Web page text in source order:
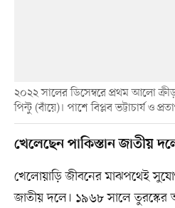
২০২২ সালের ডিসেম্বরে প্রথম আলো
পিন্টু (বাঁয়ে)। পাশে বিপ্লব ভট্টাচার্য ও
খেলেছেন পাকিস্তান জাতীয়
খেলোয়াড়ি জীবনের মাঝপথেই
জাতীয় দলে। ১৯৬৮ সালে তুরস্কের